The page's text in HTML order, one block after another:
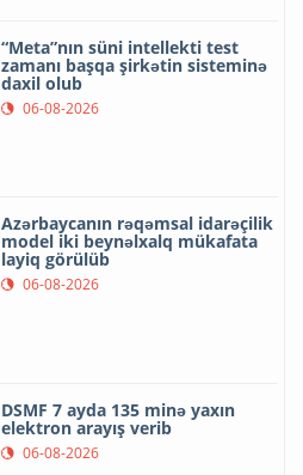
“Meta”nın süni intellekti test
zamanı başqa şirkətin sisteminə
daxil olub
06-08-2026
Azərbaycanın rəqəmsal idarəçilik
model iki beynəlxalq mükafata
layiq görülüb
06-08-2026
DSMF 7 ayda 135 minə yaxın
elektron arayış verib
06-08-2026